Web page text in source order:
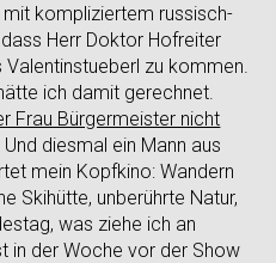
kompliziertem russisch-
Herr Doktor Hofreiter
zu kommen.
ich damit gerechnet.
Frau Bürgermeister nicht
. Und diesmal ein Mann aus
mein Kopfkino: Wandern
Skihütte, unberührte Natur,
was ziehe ich an
in der Woche vor der Show